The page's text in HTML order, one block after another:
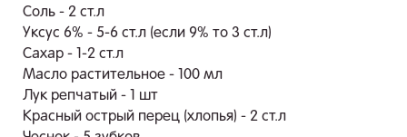
Соль - 2 ст.л
Уксус 6% - 5-6 ст.л (если 9% то 3 ст.л)
Сахар - 1-2 ст.л
Масло растительное - 100 мл
Лук репчатый - 1 шт
Красный острый перец (хлопья) - 2 ст.л